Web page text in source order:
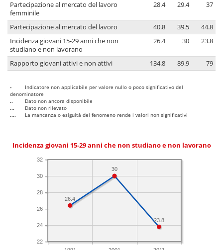
Partecipazione al mercato del lavoro
femminile
28.4 29.4 37
Partecipazione al mercato del lavoro 40.8 39.5
44.8
Incidenza giovani 15-29 anni che non
studiano e non lavorano
26.4 30 23.8
Rapporto giovani attivi e non attivi 134.8 89.9 79
-
Indicatore non applicabile per valore nullo o poco significativo del
denominatore
..
Dato non ancora disponibile
...
Dato non rilevato
....
La mancanza o esiguità del fenomeno rende i valori non significativi
Incidenza giovani 15-29 anni che non studiano e non lavorano
22
24
26
28
30
32
23.8
30
26.4